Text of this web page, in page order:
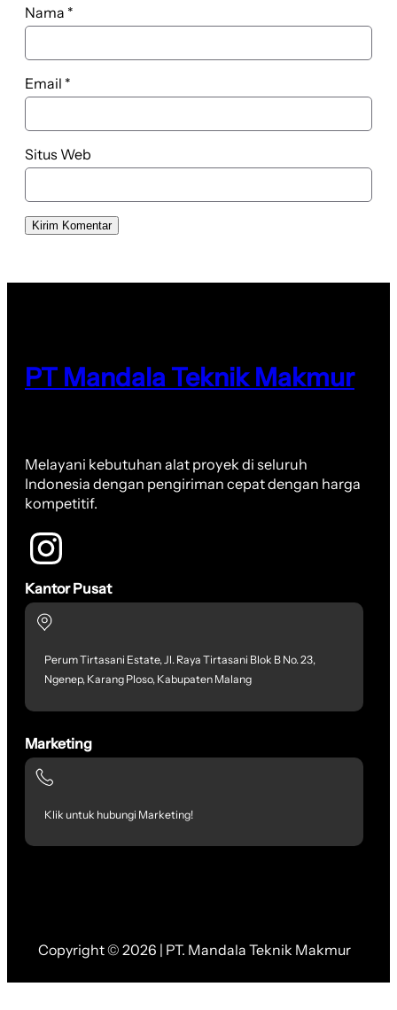
Nama *
Email *
Situs Web
PT Mandala Teknik Makmur
Melayani kebutuhan alat proyek di seluruh
Indonesia dengan pengiriman cepat dengan harga
kompetitif.
Kantor Pusat
Perum Tirtasani Estate, Jl. Raya Tirtasani Blok B No. 23,
Ngenep, Karang Ploso, Kabupaten Malang
Marketing
Klik untuk hubungi Marketing!
Copyright © 2026 | PT. Mandala Teknik Makmur